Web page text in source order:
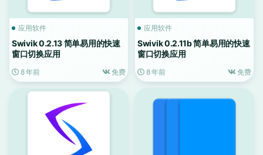
应用软件
Swivik 0.2.13 简单易用的快速
窗口切换应用
8 年前 免费
应用软件
Swivik 0.2.11b 简单易用的快速
窗口切换应用
8 年前 免费